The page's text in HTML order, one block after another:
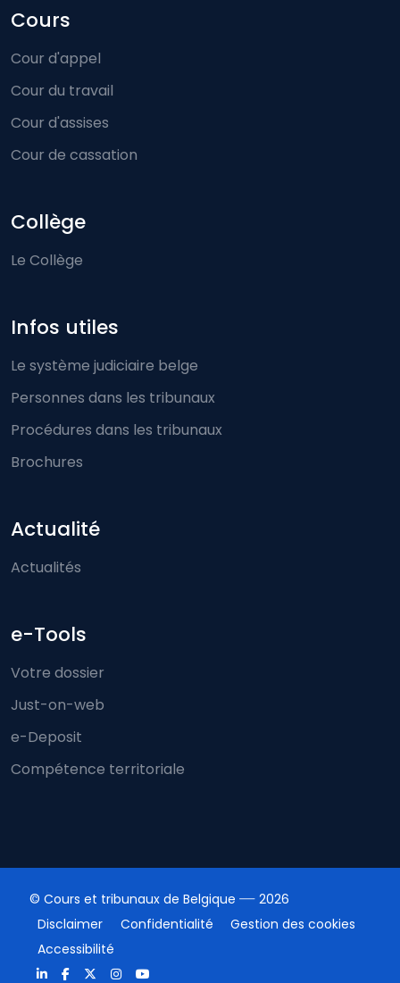
Cours
Cour d'appel
Cour du travail
Cour d'assises
Cour de cassation
Collège
Le Collège
Infos utiles
Le système judiciaire belge
Personnes dans les tribunaux
Procédures dans les tribunaux
Brochures
Actualité
Actualités
e-Tools
Votre dossier
Just-on-web
e-Deposit
Compétence territoriale
© Cours et tribunaux de Belgique
2026
Disclaimer
Confidentialité
Gestion des cookies
Accessibilité